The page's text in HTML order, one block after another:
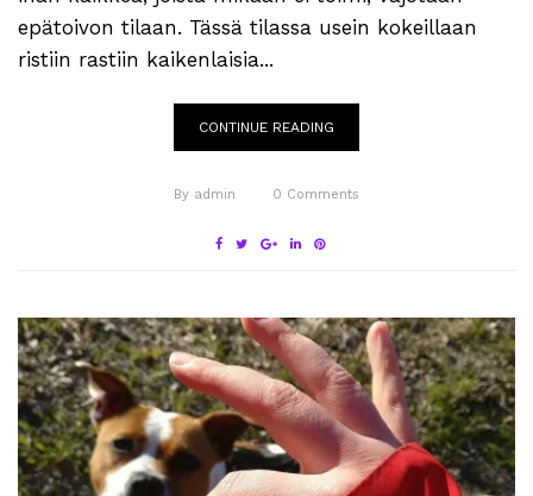
epätoivon tilaan. Tässä tilassa usein kokeillaan
ristiin rastiin kaikenlaisia...
CONTINUE READING
By admin 0 Comments